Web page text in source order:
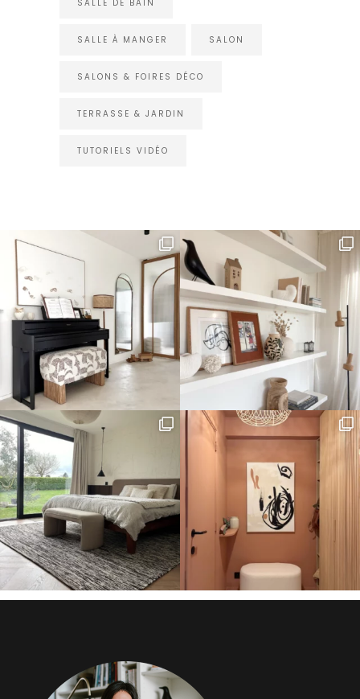
SALLE DE BAIN
SALLE À MANGER SALON
SALONS & FOIRES DÉCO
TERRASSE & JARDIN
TUTORIELS VIDÉO